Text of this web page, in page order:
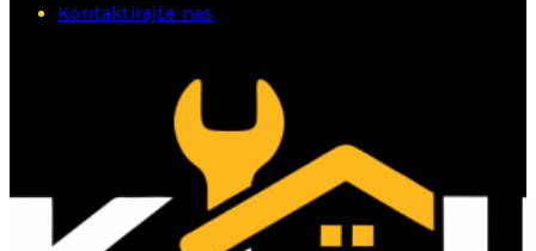
Kontaktirajte nas